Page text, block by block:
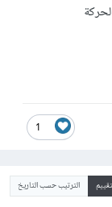
1
الترتيب حسب التاريخ